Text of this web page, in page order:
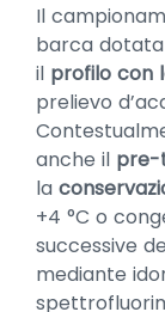
Il
barca
il profilo con
prelievo
anche il
la
+4 °C o
successive
mediante